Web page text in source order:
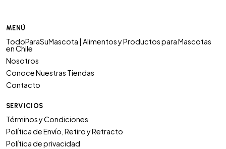
MENÚ
TodoParaSuMascota | Alimentos y Productos para Mascotas
en Chile
Nosotros
Conoce Nuestras Tiendas
Contacto
SERVICIOS
Términos y Condiciones
Política de Envío, Retiro y Retracto
Política de privacidad